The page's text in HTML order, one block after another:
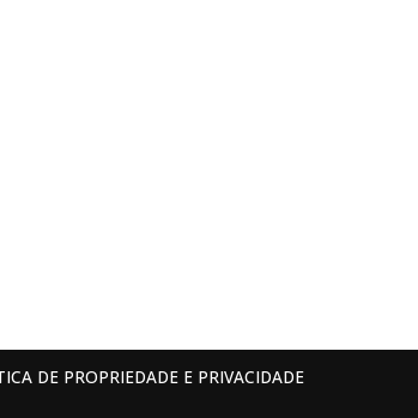
DE PROPRIEDADE E PRIVACIDADE